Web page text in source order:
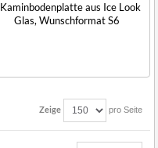
Kaminbodenplatte aus Ice Look
Glas, Wunschformat S6
Zeige pro Seite